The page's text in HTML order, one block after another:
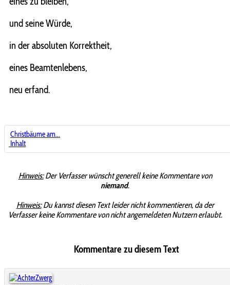
und seine Würde,
in der absoluten Korrektheit,
eines Beamtenlebens,
neu erfand.
Christbäume am...
Inhalt
Hinweis:Der Verfasser wünscht generell keine Kommentare von
niemand.
Hinweis:Du kannst diesen Text leider nicht kommentieren, da der
Verfasser keine Kommentare von nicht angemeldeten Nutzern erlaubt.
Kommentare zu diesem Text